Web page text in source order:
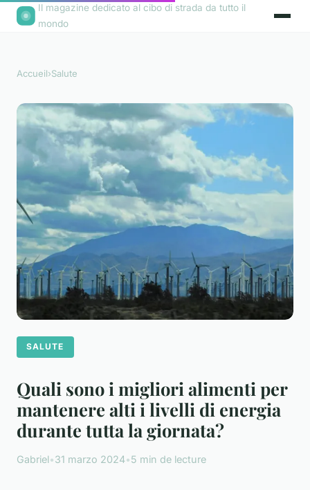
Il magazine dedicato al cibo di strada da tutto il
mondo
Accueil›Salute
SALUTE
Quali sono i migliori alimenti per
mantenere alti i livelli di energia
durante tutta la giornata?
Gabriel•31 marzo 2024•5 min de lecture